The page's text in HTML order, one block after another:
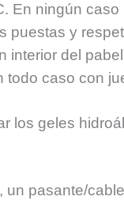
En ningún
puestas y
del
caso con
los geles
pasante/